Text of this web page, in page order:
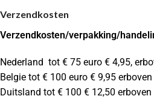
Verzendkosten
Verzendkosten/verpakking/
Nederland tot € 75 euro € 4,95,
Belgie tot € 100 euro € 9,95
Duitsland tot € 100 € 12,50